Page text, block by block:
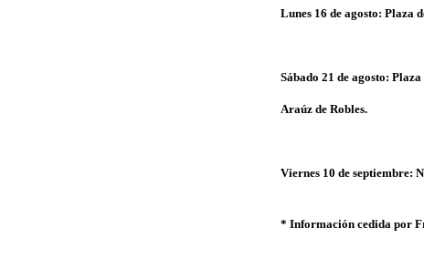
Lunes 16 de agosto: Plaza
Sábado 21 de agosto:
Araúz de Robles.
Viernes 10 de septiembre:
* Información cedida por